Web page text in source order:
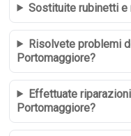
Sostituite rubinetti
Risolvete problemi
Portomaggiore?
Effettuate
Portomaggiore?